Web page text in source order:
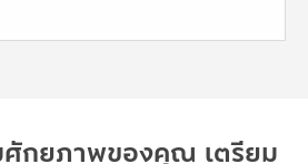
ศักยภาพของคุณ เตรียม